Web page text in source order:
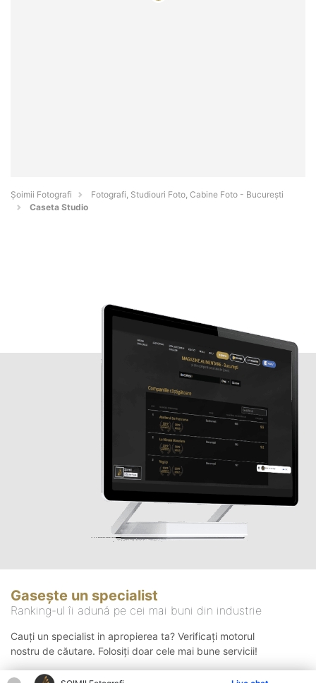
Șoimii Fotografi
Fotografi, Studiouri Foto, Cabine Foto - Bucureşti
Caseta Studio
Gasește un specialist
Ranking-ul îi adună pe cei mai buni din industrie
Cauți un specialist in apropierea ta? Verificați motorul
nostru de căutare. Folosiți doar cele mai bune servicii!